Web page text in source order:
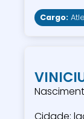
Cargo:
Cidade: